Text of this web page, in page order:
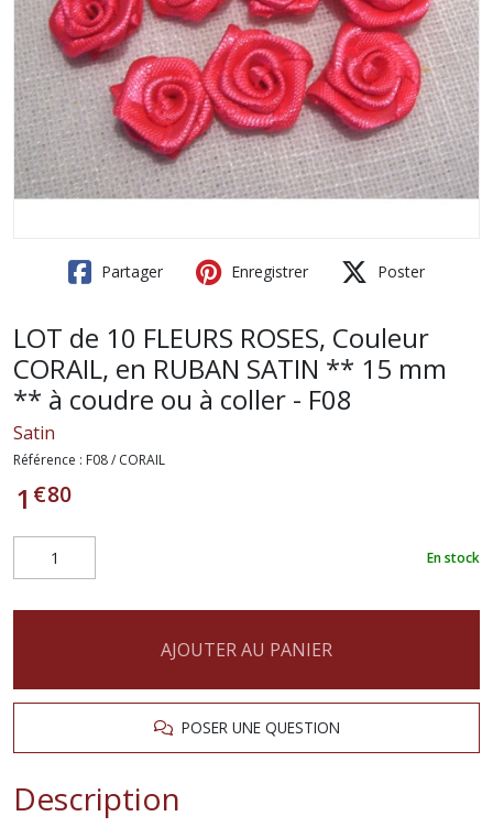
Partager Enregistrer Poster
LOT de 10 FLEURS ROSES, Couleur
CORAIL, en RUBAN SATIN ** 15 mm
** à coudre ou à coller - F08
Satin
Référence : F08 / CORAIL
1 €80
En stock
AJOUTER AU PANIER
POSER UNE QUESTION
Description